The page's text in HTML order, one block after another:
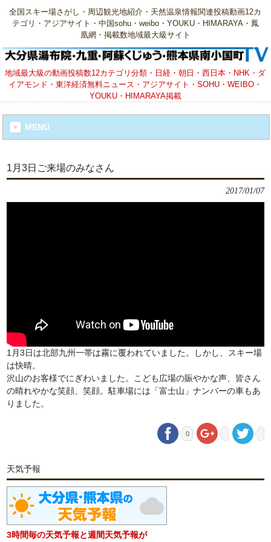
全国スキー場さがし・周辺観光地紹介・天然温泉情報関連投稿動画12カ
テゴリ・アジアサイト・中国sohu・weibo・YOUKU・HIMARAYA・鳳
凰網・掲載数地域最大級サイト
地域最大級の動画投稿数12カテゴリ分類・日経・朝日・西日本・NHK・ダ
イアモンド・東洋経済無料ニュース・アジアサイト・SOHU・WEIBO・
YOUKU・HIMARAYA掲載
MENU
1月3日ご来場のみなさん
2017/01/07
1月3日は北部九州一帯は霧に覆われていました。しかし、スキー場
は快晴。
沢山のお客様でにぎわいました。こども広場の賑やかな声、皆さん
の晴れやかな笑顔、笑顔。駐車場には「富士山」ナンバーの車もあ
りました。
0
天気予報
3時間毎の天気予報と週間天気予報が